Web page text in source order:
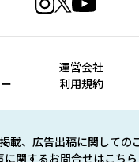
載、広告出稿に関しての
に関するお問合せはこちら
運営会社
利用規約